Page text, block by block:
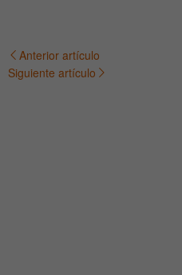
Navegación
Anterior artículo
Siguiente artículo